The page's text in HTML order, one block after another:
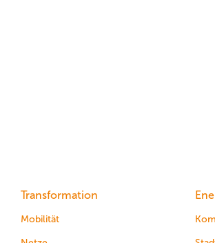
Transformation
Mobilität